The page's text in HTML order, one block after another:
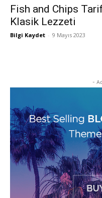
Fish and Chips
Klasik Lezzeti
Bilgi Kaydet - 9 Mayıs 2023
-